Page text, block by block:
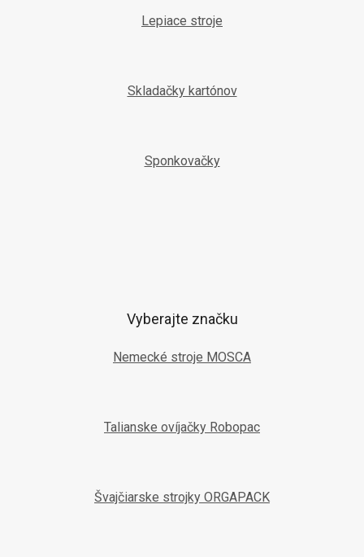
Lepiace stroje
Skladačky kartónov
Sponkovačky
Vyberajte značku
Nemecké stroje MOSCA
Talianske ovíjačky Robopac
Švajčiarske strojky ORGAPACK